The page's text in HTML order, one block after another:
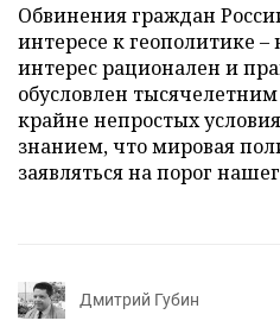
Обвинения граждан
интересе к геополитике –
интерес рационален и
обусловлен
крайне непростых
знанием, что мировая
заявляться на порог
Дмитрий Губин